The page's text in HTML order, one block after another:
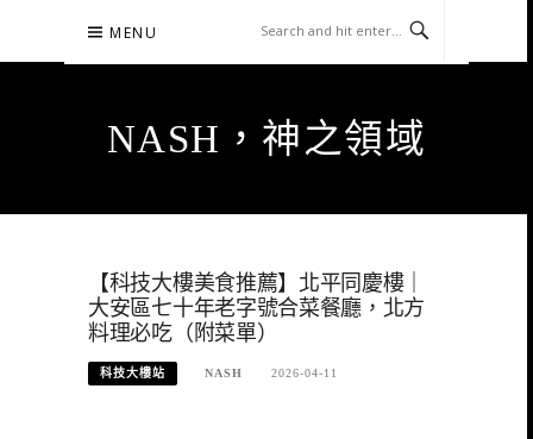
content
MENU
NASH，神之領域
【科技大樓美食推薦】北平同慶樓｜
大安區七十年老字號合菜餐廳，北方
料理必吃（附菜單）
科技大樓站 NASH 2026-04-11